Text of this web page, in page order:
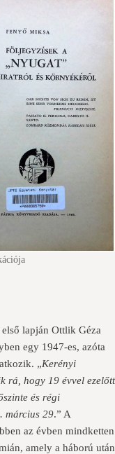
lapján Ottlik Géza
egy 1947-es, azóta
„Kerényi
rá, hogy 19 évvel ezelőtt
és régi
március 29.” A
az évben mindketten
amely a háború után